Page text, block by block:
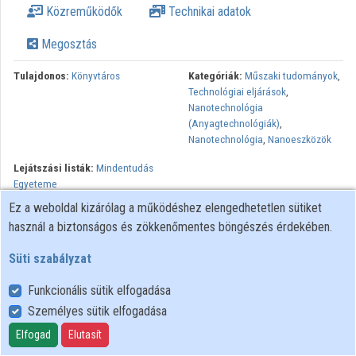
Közreműködők
Közreműködők Technikai adatok
Megosztás
Tulajdonos: Könyvtáros Kategóriák: Műszaki tudományok,
Technológiai eljárások,
Nanotechnológia
(Anyagtechnológiák),
Nanotechnológia, Nanoeszközök
Lejátszási listák: Mindentudás
Egyeteme
Tíz a mínusz kilencediken, ekkora a nano. Hogy el tudjuk képzelni,
ez három vízmolekula mérete. Ebben a varázslatosan parányi
világba kalauzol el bennünket Mihály György.
Minden jog fenntartva.
Felhasználói szabályzat
Adatkezelési tájékoztató
Ez a weboldal kizárólag a működéshez elengedhetetlen sütiket
használ a biztonságos és zökkenőmentes böngészés érdekében.
Süti szabályzat
Funkcionális sütik elfogadása
Személyes sütik elfogadása
Elfogad Elutasít